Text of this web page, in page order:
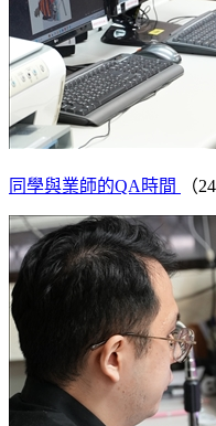
同學與業師的QA時間 （